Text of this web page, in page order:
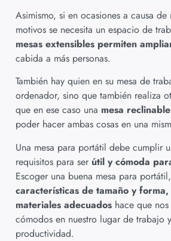
Asimismo, si en ocasiones a causa de
motivos se necesita un espacio de
mesas extensibles permiten
cabida a más personas.
También hay quien en su mesa de
ordenador, sino que también realiza
que en ese caso una mesa reclinable
poder hacer ambas cosas en una
Una mesa para portátil debe cumplir
requisitos para ser útil y cómoda
Escoger una buena mesa para
características de tamaño y
materiales adecuados hace que
cómodos en nuestro lugar de trabajo
productividad.